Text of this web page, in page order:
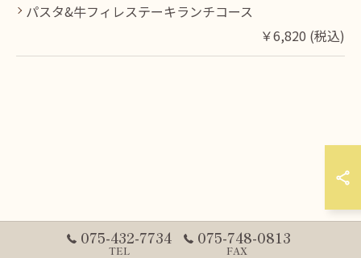
パスタ&牛フィレステーキランチコース
￥6,820 (税込)
075-432-7734
TEL
075-748-0813
FAX